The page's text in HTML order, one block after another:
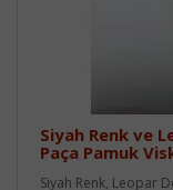
Siyah Renk ve
Paça Pamuk
Siyah Renk, Leopar